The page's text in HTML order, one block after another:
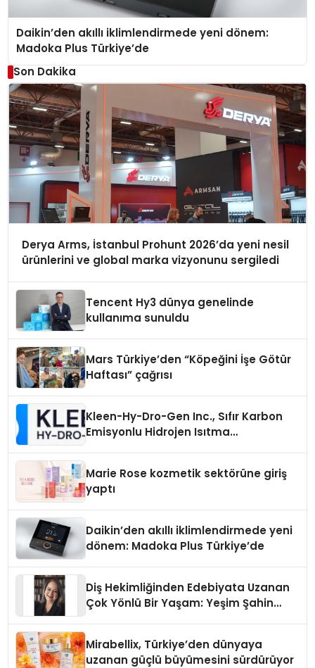
Daikin’den akıllı iklimlendirmede yeni dönem:
Madoka Plus Türkiye’de
Son Dakika
Derya Arms, İstanbul Prohunt 2026’da yeni nesil
ürünlerini ve global marka vizyonunu sergiledi
Tencent Hy3 dünya genelinde
kullanıma sunuldu
Mars Türkiye’den “Köpeğini İşe Götür
Haftası” çağrısı
Kleen-Hy-Dro-Gen Inc., Sıfır Karbon
Emisyonlu Hidrojen Isıtma
Marie Rose kozmetik sektörüne giriş
yaptı
Daikin’den akıllı iklimlendirmede yeni
dönem: Madoka Plus Türkiye’de
Diş Hekimliğinden Edebiyata Uzanan
Çok Yönlü Bir Yaşam: Yeşim Şahin
Mirabellix, Türkiye’den dünyaya
uzanan güçlü büyümesini sürdürüyor